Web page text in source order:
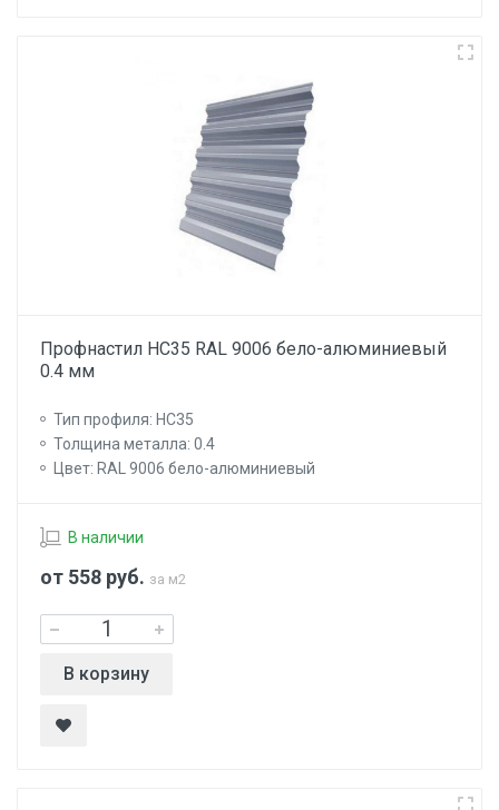
Профнастил НС35 RAL 9006 бело-алюминиевый
0.4 мм
Тип профиля: НС35
Толщина металла: 0.4
Цвет: RAL 9006 бело-алюминиевый
В наличии
от 558 руб. за м2
В корзину